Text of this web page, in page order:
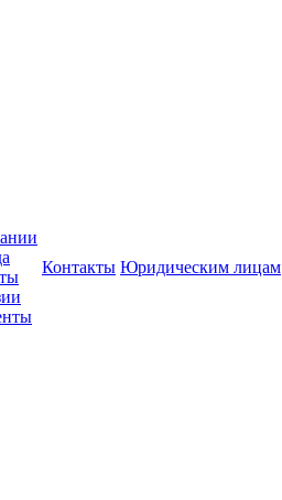
Контакты Юридическим лицам